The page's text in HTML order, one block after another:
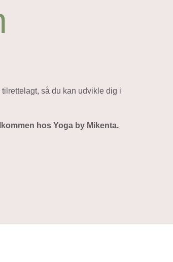
så du kan udvikle dig i
hos Yoga by Mikenta.